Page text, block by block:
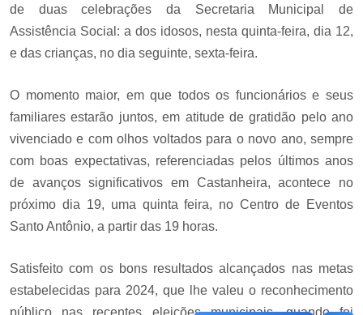
de duas celebrações da Secretaria Municipal de
Assistência Social: a dos idosos, nesta quinta-feira, dia 12,
e das crianças, no dia seguinte, sexta-feira.
O momento maior, em que todos os funcionários e seus
familiares estarão juntos, em atitude de gratidão pelo ano
vivenciado e com olhos voltados para o novo ano, sempre
com boas expectativas, referenciadas pelos últimos anos
de avanços significativos em Castanheira, acontece no
próximo dia 19, uma quinta feira, no Centro de Eventos
Santo Antônio, a partir das 19 horas.
Satisfeito com os bons resultados alcançados nas metas
estabelecidas para 2024, que lhe valeu o reconhecimento
público nas recentes eleições municipais, quando foi